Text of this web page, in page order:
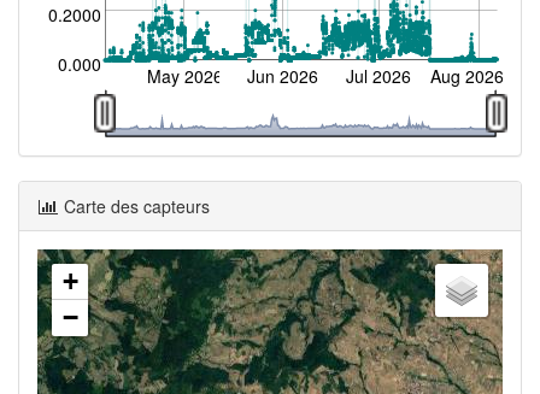
0.000
0.2000
May 2026 Jun 2026 Jul 2026 Aug 2026
Carte des capteurs
+
−